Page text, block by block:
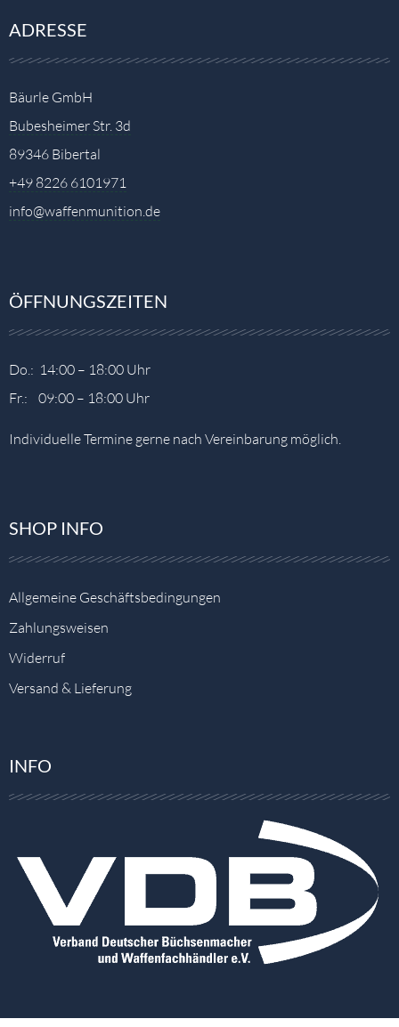
ADRESSE
Bäurle GmbH
Bubesheimer Str. 3d
89346 Bibertal
+49 8226 6101971
info@waffenmunition.de
ÖFFNUNGSZEITEN
Do.: 14:00 – 18:00 Uhr
Fr.: 09:00 – 18:00 Uhr
Individuelle Termine gerne nach Vereinbarung möglich.
SHOP INFO
Allgemeine Geschäftsbedingungen
Zahlungsweisen
Widerruf
Versand & Lieferung
INFO